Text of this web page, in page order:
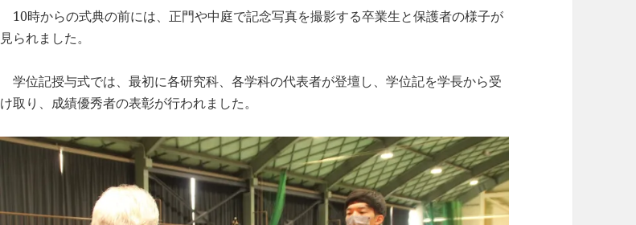
10時からの式典の前には、正門や中庭で記念写真を撮影する卒業生と保護者の様子が
見られました。
学位記授与式では、最初に各研究科、各学科の代表者が登壇し、学位記を学長から受
け取り、成績優秀者の表彰が行われました。